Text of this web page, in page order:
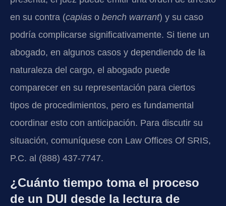
en su contra (capias o bench warrant) y su caso
podría complicarse significativamente. Si tiene un
abogado, en algunos casos y dependiendo de la
naturaleza del cargo, el abogado puede
comparecer en su representación para ciertos
tipos de procedimientos, pero es fundamental
coordinar esto con anticipación. Para discutir su
situación, comuníquese con Law Offices Of SRIS,
P.C. al (888) 437-7747.
¿Cuánto tiempo toma el proceso
de un DUI desde la lectura de